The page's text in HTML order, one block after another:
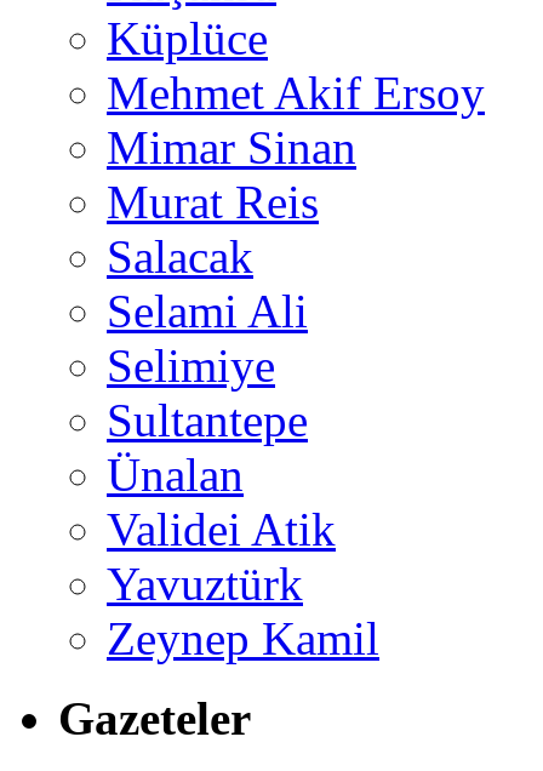
Küplüce
Mehmet Akif Ersoy
Mimar Sinan
Murat Reis
Salacak
Selami Ali
Selimiye
Sultantepe
Ünalan
Validei Atik
Yavuztürk
Zeynep Kamil
Gazeteler